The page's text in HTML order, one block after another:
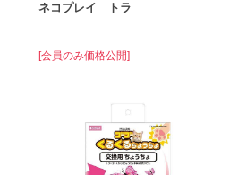
ネコプレイ トラ
[会員のみ価格公開]